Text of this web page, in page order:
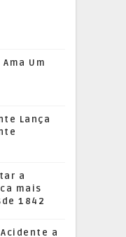
Um
Lança
a
mais
1842
a